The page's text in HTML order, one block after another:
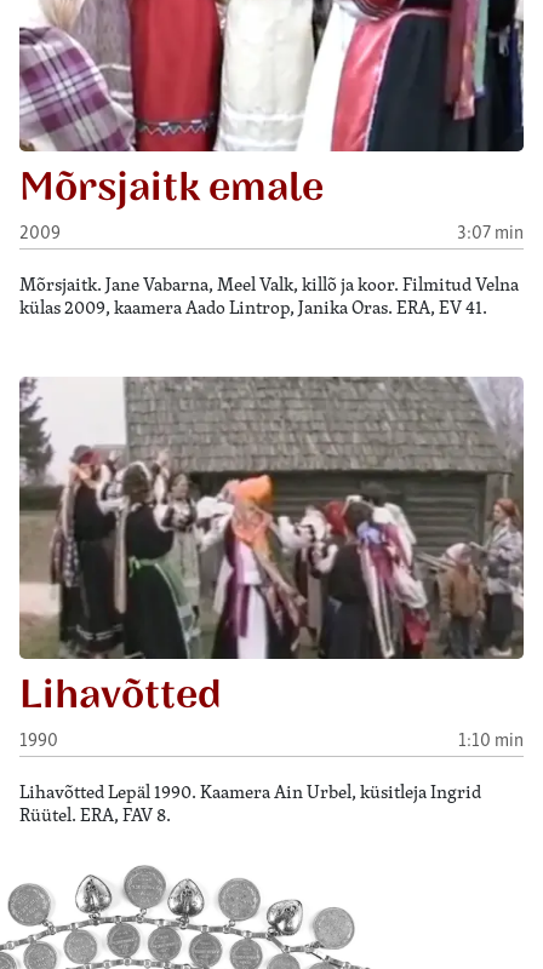
Mõrsjaitk emale
2009 3:07 min
Mõrsjaitk. Jane Vabarna, Meel Valk, killõ ja koor. Filmitud Velna
külas 2009, kaamera Aado Lintrop, Janika Oras. ERA, EV 41.
Lihavõtted
1990 1:10 min
Lihavõtted Lepäl 1990. Kaamera Ain Urbel, küsitleja Ingrid
Rüütel. ERA, FAV 8.